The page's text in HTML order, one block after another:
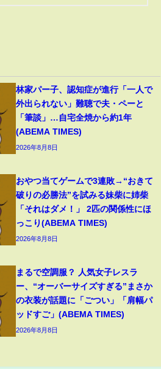
林家パー子、認知症が進行「一人で
外出られない」難聴で夫・ペーと
「筆談」…自宅全焼から約1年
(ABEMA TIMES)
2026年8月8日
おやつ当てゲームで3連敗→“おきて
破りの必勝法”を試みる妹柴に姉柴
「それはダメ！」 2匹の関係性にほ
っこり(ABEMA TIMES)
2026年8月8日
まるで空調服？ 人気女子レスラ
ー、“オーバーサイズすぎる”まさか
の衣装が話題に「ごつい」「肩幅パ
ッドすご」(ABEMA TIMES)
2026年8月8日